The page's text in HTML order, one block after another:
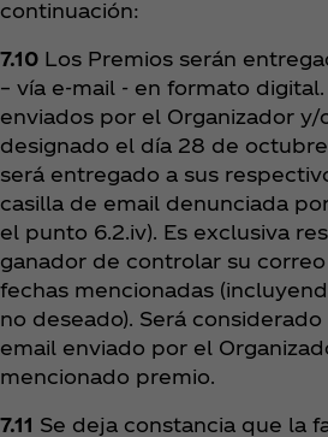
continuación:
7.10 Los Premios serán
– vía e-mail - en formato
enviados por el Organizador
designado el día 28 de
será entregado a sus
casilla de email denunciada
el punto 6.2.iv). Es exclusiva
ganador de controlar su
fechas mencionadas
no deseado). Será
email enviado por el
mencionado premio.
7.11 Se deja constancia que la